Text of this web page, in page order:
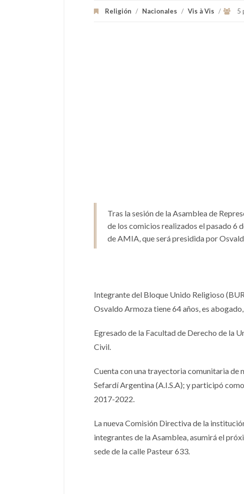
Religión / Nacionales / Vis à Vis / 5
Tras la sesión de la Asamblea de
de los comicios realizados el pasado 6
de AMIA, que será presidida por
Integrante del Bloque Unido Religioso
Osvaldo Armoza tiene 64 años, es
Egresado de la Facultad de Derecho de la
Civil.
Cuenta con una trayectoria comunitaria de
Sefardí Argentina (A.I.S.A); y participó
2017-2022.
La nueva Comisión Directiva de la
integrantes de la Asamblea, asumirá el
sede de la calle Pasteur 633.